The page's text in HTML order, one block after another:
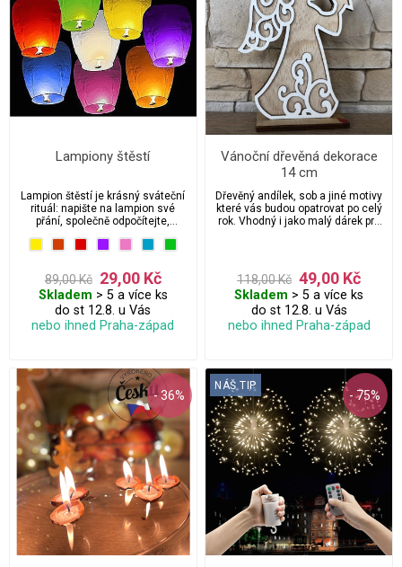
Lampiony štěstí
Lampion štěstí je krásný sváteční
rituál: napište na lampion své
přání, společně odpočítejte,
má šanci se splnit. Je to dojemná
společenská chvíle, která rozzáří
Vánoce, Silvestra, valentýn,
svatby i rodinné oslavy.
89,00 Kč 29,00 Kč
Skladem > 5 a více ks
do st 12.8. u Vás
nebo ihned Praha-západ
Vánoční dřevěná dekorace
14 cm
Dřevěný andílek, sob a jiné motivy
které vás budou opatrovat po celý
rok. Vhodný i jako malý dárek pro
118,00 Kč 49,00 Kč
Skladem > 5 a více ks
do st 12.8. u Vás
nebo ihned Praha-západ
- 36% - 75%
NÁŠ TIP